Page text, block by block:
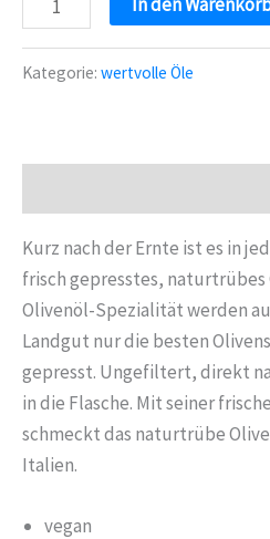
Rohkost
Olivenöl
Kategorie: wertvolle Öle
Kurz nach der Ernte ist es in
frisch gepresstes, naturtrübes
Olivenöl-​Spezialität werden
Landgut nur die besten
gepresst. Ungefiltert, direkt
in die Flasche. Mit seiner
schmeckt das naturtrübe
Italien.
vegan